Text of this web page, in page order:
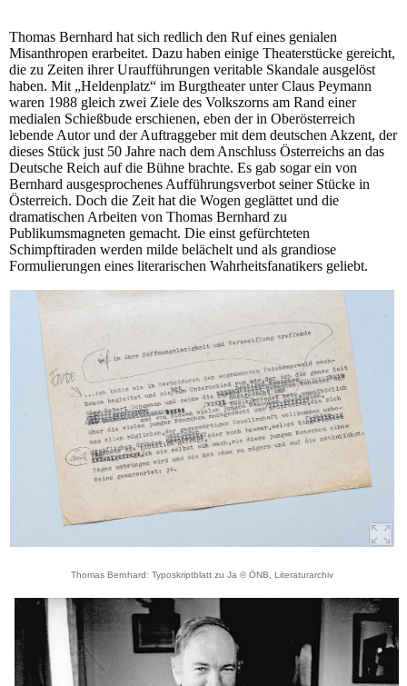
Thomas Bernhard hat sich redlich den Ruf eines genialen
Misanthropen erarbeitet. Dazu haben einige Theaterstücke gereicht,
die zu Zeiten ihrer Uraufführungen veritable Skandale ausgelöst
haben. Mit „Heldenplatz“ im Burgtheater unter Claus Peymann
waren 1988 gleich zwei Ziele des Volkszorns am Rand einer
medialen Schießbude erschienen, eben der in Oberösterreich
lebende Autor und der Auftraggeber mit dem deutschen Akzent, der
dieses Stück just 50 Jahre nach dem Anschluss Österreichs an das
Deutsche Reich auf die Bühne brachte. Es gab sogar ein von
Bernhard ausgesprochenes Aufführungsverbot seiner Stücke in
Österreich. Doch die Zeit hat die Wogen geglättet und die
dramatischen Arbeiten von Thomas Bernhard zu
Publikumsmagneten gemacht. Die einst gefürchteten
Schimpftiraden werden milde belächelt und als grandiose
Formulierungen eines literarischen Wahrheitsfanatikers geliebt.
Thomas Bernhard: Typoskriptblatt zu Ja © ÖNB, Literaturarchiv